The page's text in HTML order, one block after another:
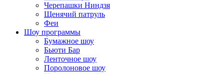
Черепашки Ниндзя
Щенячий патруль
Феи
Шоу программы
Бумажное шоу
Бьюти Бар
Ленточное шоу
Поролоновое шоу